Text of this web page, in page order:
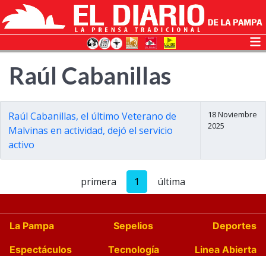
Raúl Cabanillas
Raúl Cabanillas, el último Veterano de
Malvinas en actividad, dejó el servicio
activo
18 Noviembre
2025
primera 1 última
La Pampa Sepelios
Deportes
Espectáculos
Tecnología
Linea Abierta